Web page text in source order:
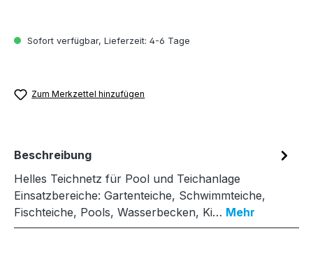
Sofort verfügbar, Lieferzeit: 4-6 Tage
Zum Merkzettel hinzufügen
Beschreibung
Helles Teichnetz für Pool und Teichanlage
Einsatzbereiche: Gartenteiche, Schwimmteiche,
Fischteiche, Pools, Wasserbecken, Ki… Mehr